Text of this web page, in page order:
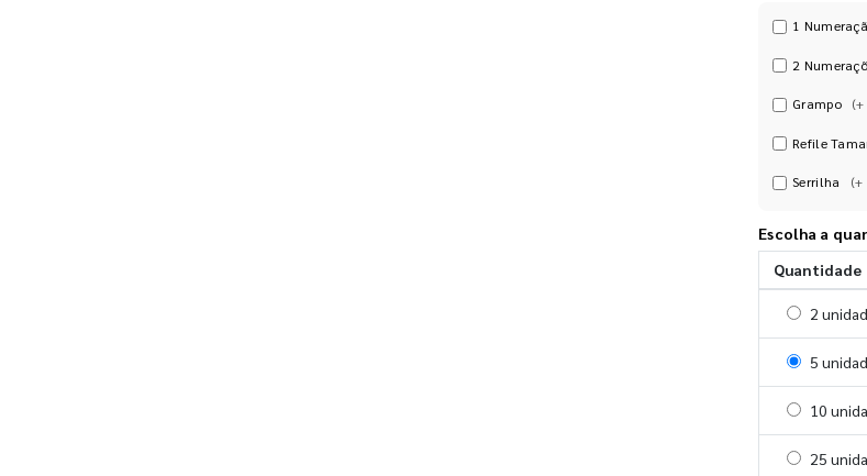
1
2
Grampo
Refile
Serrilha (+
Escolha a
Quantidade
Selecionar
2
Selecionar
5
Selecionar
10
Selecionar
25